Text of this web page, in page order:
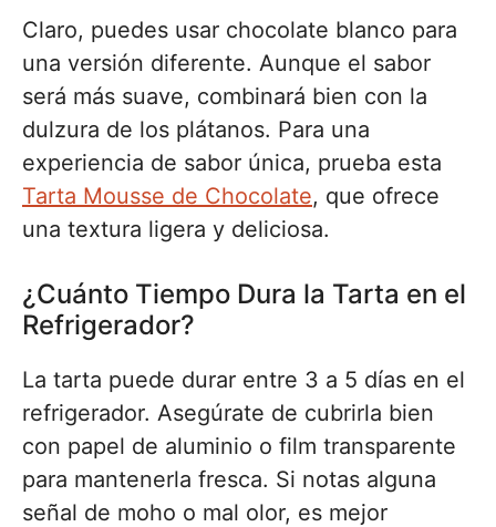
Claro, puedes usar chocolate blanco para
una versión diferente. Aunque el sabor
será más suave, combinará bien con la
dulzura de los plátanos. Para una
experiencia de sabor única, prueba esta
Tarta Mousse de Chocolate, que ofrece
una textura ligera y deliciosa.
¿Cuánto Tiempo Dura la Tarta en el
Refrigerador?
La tarta puede durar entre 3 a 5 días en el
refrigerador. Asegúrate de cubrirla bien
con papel de aluminio o film transparente
para mantenerla fresca. Si notas alguna
señal de moho o mal olor, es mejor